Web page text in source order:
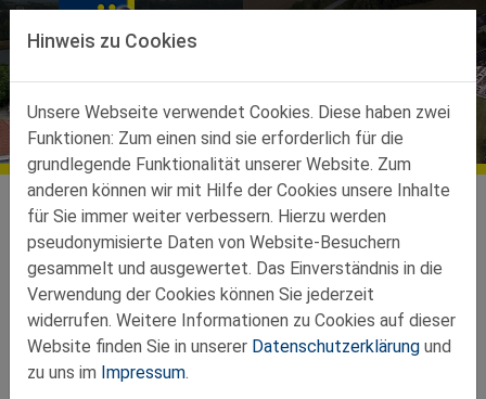
Direkt zur Hauptnavigation springen
Direkt zum Inhalt springen
Aktuelles
Ortsgruppen
Ortsgruppen-Teilbez-Haag Haidershofen
Oktoberwanderung
Unsere Wanderung am 23. Oktober führte 51
Hinweis zu Cookies
Unsere Webseite verwendet Cookies. Diese haben zwei
Funktionen: Zum einen sind sie erforderlich für die
grundlegende Funktionalität unserer Website. Zum
anderen können wir mit Hilfe der Cookies unsere Inhalte
für Sie immer weiter verbessern. Hierzu werden
pseudonymisierte Daten von Website-Besuchern
gesammelt und ausgewertet. Das Einverständnis in die
Verwendung der Cookies können Sie jederzeit
widerrufen. Weitere Informationen zu Cookies auf dieser
Website finden Sie in unserer Datenschutzerklärung und
zu uns im Impressum.